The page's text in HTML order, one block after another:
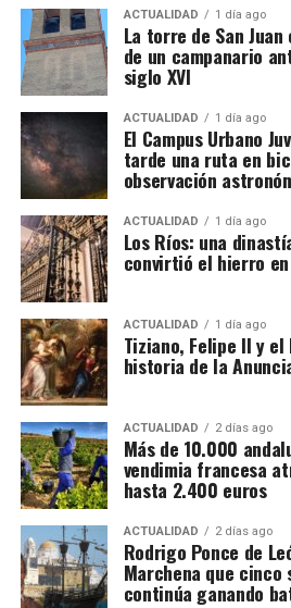
Las intervenciones incluyen
baches y blandones, reposición
mejora de capas inferiores del
señalización horizontal y
de seguridad y balizamiento.
ACTUALIDAD 1 día ago
La torre de San
de un campanario
siglo XVI
ACTUALIDAD 1 día ago
El Campus Urbano
tarde una ruta en
observación
ACTUALIDAD 1 día ago
Los Ríos: una
convirtió el hierro
ACTUALIDAD 1 día ago
Tiziano, Felipe II y el
historia de la
ACTUALIDAD 2 días ago
Más de 10.000
vendimia francesa
hasta 2.400 euros
ACTUALIDAD 2 días ago
Rodrigo Ponce de
Marchena que cinco
continúa ganando